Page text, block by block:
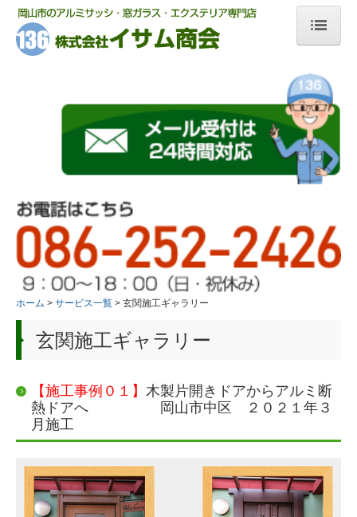
サービス一覧
玄関・勝手口リフォーム
玄関施工ギャラリー
窓サッシリフォーム
窓の断熱・防音に内窓
浴室折れ戸
カーポート
門扉・フェンス
補助金・助成金情報
お客様の声（補助金利用）
ホーム サービス一覧 玄関施工ギャラリー
玄関施工ギャラリー
【施工事例０１】 木製片開きドアからアルミ断
熱ドアへ 岡山市中区 ２０２１年３
月施工